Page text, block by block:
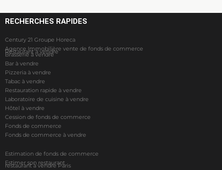
RECHERCHES RAPIDES
Century 21 Groupe Horeca
Agence Immobilière vente de fonds de commerce
Restaurant à vendre
Brasserie à vendre
Bar à vendre
Pizzeria à vendre
Tabac à vendre
Restauration rapide à vendre
Laboratoire de cuisine à vendre
Hôtel à vendre
Cession de fonds de commerce
Fonds de commerce
Fonds de commerce à vendre
Estimation de fonds de commerce
Estimer son restaurant
restaurant à vendre Paris